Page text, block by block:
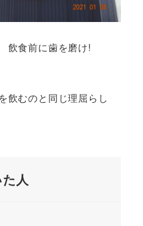
食前に歯を磨け!
飲むのと同じ理屈らし
人